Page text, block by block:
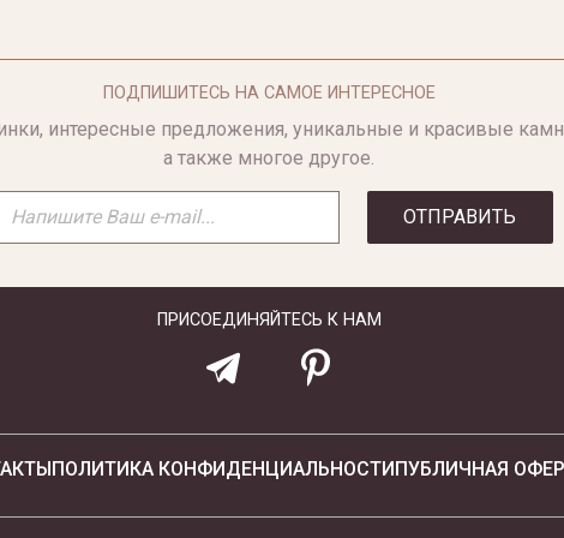
ПОДПИШИТЕСЬ НА САМОЕ ИНТЕРЕСНОЕ
интересные предложения, уникальные и красивые
а также многое другое.
ОТПРАВИТЬ
ПРИСОЕДИНЯЙТЕСЬ К НАМ
ПОЛИТИКА КОНФИДЕНЦИАЛЬНОСТИПУБЛИЧНАЯ